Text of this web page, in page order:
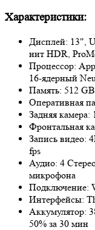
Характеристики:
Дисплей: 13",
нит HDR,
Процессор:
16‑ядерный
Память: 512 GB
Оперативная
Задняя
Фронтальная
Запись видео:
fps
Аудио: 4
микрофона
Подключение:
Интерфейсы:
Аккумулятор:
50% за 30 мин